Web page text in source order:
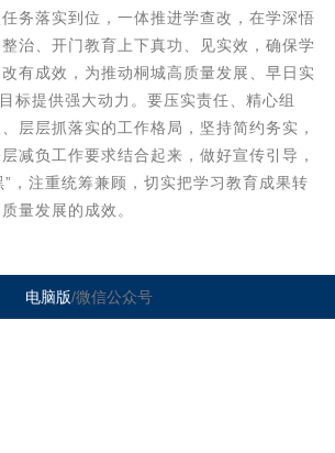
务落实到位，一体推进学查改，在学深悟
治、开门教育上下真功、见实效，确保学
有成效，为推动桐城高质量发展、早日实
标提供强大动力。要压实责任、精心组
层层抓落实的工作格局，坚持简约务实，
减负工作要求结合起来，做好宣传引导，
”，注重统筹兼顾，切实把学习教育成果转
量发展的成效。
电脑版/微信公众号